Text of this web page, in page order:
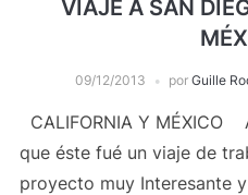
VIAJE A SAN
09/12/2013 por Guille
CALIFORNIA Y MÉXICO
que éste fué un viaje de
proyecto muy Interesante